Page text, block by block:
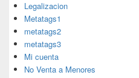
Legalizacion
Metatags1
metatags2
metatags3
Mi cuenta
No Venta a Menores